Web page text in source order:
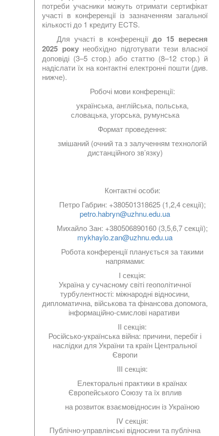
потреби учасники можуть отримати сертифікат
участі в конференції із зазначенням загальної
кількості до 1 кредиту ECTS.
Для участі в конференціїдо 15 вересня
2025 рокунеобхідно підготувати тези власної
доповіді (3–5 стор.) або статтю (8–12 стор.) й
надіслати їх на контактні електронні пошти (див.
нижче).
Робочі мови конференції:
українська, англійська, польська,
словацька, угорська, румунська
Формат проведення:
змішаний (очний та з залученням технологій
дистанційного зв’язку)
Контактні особи:
Петро Габрин: +380501318625 (1,2,4 секції);
petro.habryn@uzhnu.edu.ua
Михайло Зан: +380506890160 (3,5,6,7 секції);
mykhaylo.zan@uzhnu.edu.ua
Робота конференції планується за такими
напрямами:
І секція:
Україна у сучасному світі геополітичної
турбулентності: міжнародні відносини,
дипломатична, військова та фінансова допомога,
інформаційно-смислові наративи
ІІ секція:
Російсько-українська війна: причини, перебіг і
наслідки для України та країн Центральної
Європи
ІІІ секція:
Електоральні практики в країнах
Європейського Союзу та їх вплив
на розвиток взаємовідносин із Україною
ІV секція:
Публічно-управлінські відносини та публічна